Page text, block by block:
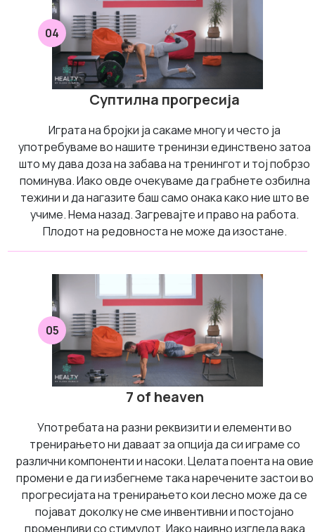
04
Суптилна прогресија
Играта на бројки ја сакаме многу и често ја
употребуваме во нашите тренинзи единствено затоа
што му дава доза на забава на тренингот и тој побрзо
поминува. Иако овде очекуваме да грабнете озбилна
тежини и да нагазите баш само онака како ние што ве
учиме. Нема назад. Загревајте и право на работа.
Плодот на редовноста не може да изостане.
05
7 of heaven
Употребата на разни реквизити и елементи во
тренирањето ни даваат за опција да си играме со
различни компоненти и насоки. Целата поента на овие
промени е да ги избегнеме така наречените застои во
прогресијата на тренирањето кои лесно може да се
појават доколку не сме инвентивни и постојано
променливи со стимулот. Иако наивно изгледа вака